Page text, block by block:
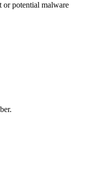
or potential malware